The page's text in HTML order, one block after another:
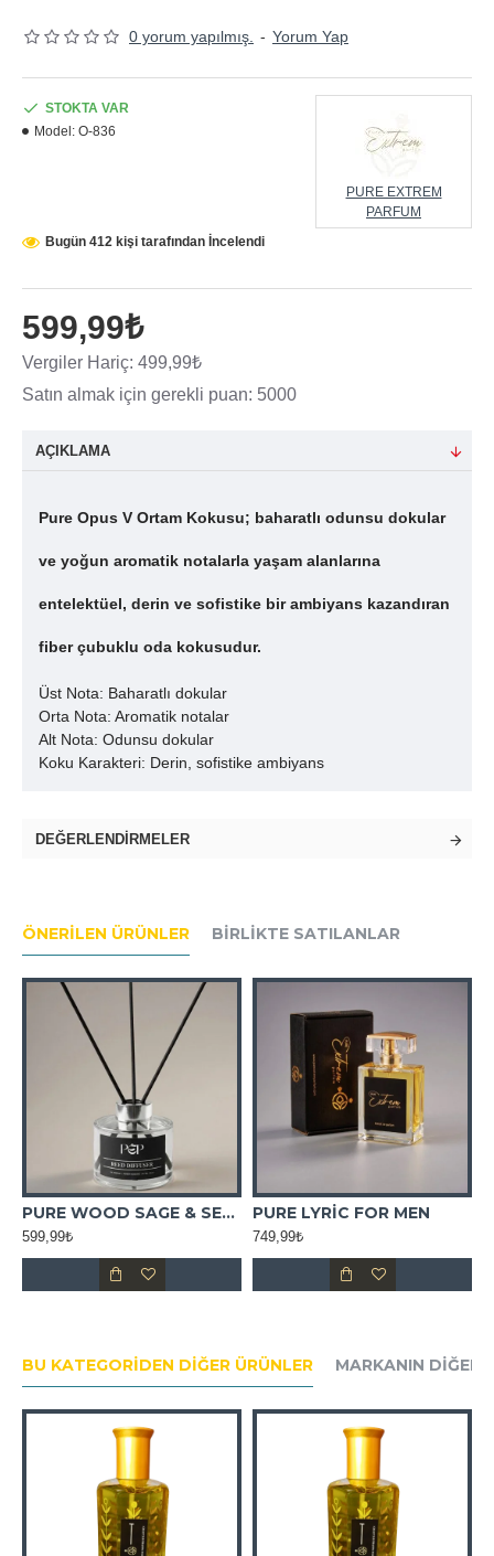
0 yorum yapılmış. - Yorum Yap
599,99₺
Vergiler Hariç: 499,99₺
Satın almak için gerekli puan: 5000
STOKTA VAR
Model: O-836
PURE EXTREM
PARFUM
Bugün 412 kişi tarafından İncelendi
AÇIKLAMA
Pure Opus V Ortam Kokusu; baharatlı odunsu dokular
ve yoğun aromatik notalarla yaşam alanlarına
entelektüel, derin ve sofistike bir ambiyans kazandıran
fiber çubuklu oda kokusudur.
Üst Nota: Baharatlı dokular
Orta Nota: Aromatik notalar
Alt Nota: Odunsu dokular
Koku Karakteri: Derin, sofistike ambiyans
DEĞERLENDIRMELER
ÖNERILEN ÜRÜNLER BIRLIKTE SATILANLAR
PURE WOOD SAGE & SEA SALT ORTAM KOKUSU
599,99₺
PURE LYRİC FOR MEN
749,99₺
BU KATEGORIDEN DIĞER ÜRÜNLER MARKANIN DIĞER